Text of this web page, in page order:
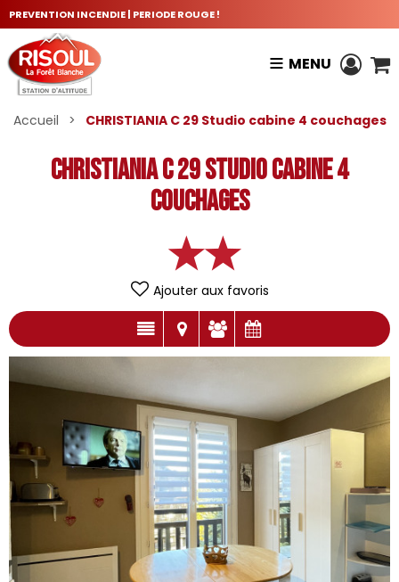
PREVENTION INCENDIE | PERIODE ROUGE !
MENU
Accueil > CHRISTIANIA C 29 Studio cabine 4 couchages
CHRISTIANIA C 29 Studio cabine 4
couchages
Ajouter aux favoris